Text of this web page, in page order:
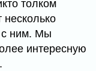
с ним. Мы
интересную